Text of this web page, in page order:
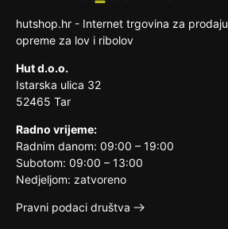
drugim stvarima
hutshop.hr - Internet trgovina za prodaju
opreme za lov i ribolov
Hut d.o.o.
Istarska ulica 32
52465 Tar
Radno vrijeme:
Radnim danom: 09:00 – 19:00
Subotom: 09:00 – 13:00
Nedjeljom: zatvoreno
Pravni podaci društva